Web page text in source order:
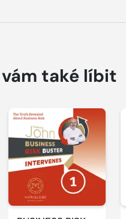
také líbit
Přehrát
ukázku